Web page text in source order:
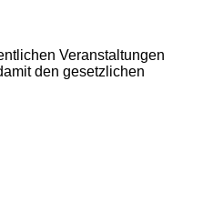
Veranstaltungen
den gesetzlichen